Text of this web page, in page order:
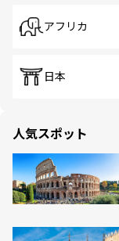
アフリカ
日本
人気スポット